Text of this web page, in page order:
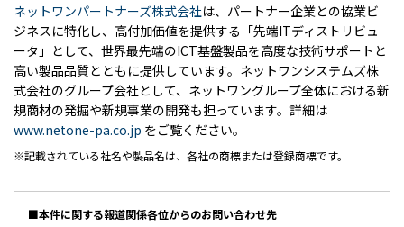
ネットワンパートナーズ株式会社は、パートナー企業との協業ビ
ジネスに特化し、高付加価値を提供する「先端ITディストリビュ
ータ」として、世界最先端のICT基盤製品を高度な技術サポートと
高い製品品質とともに提供しています。ネットワンシステムズ株
式会社のグループ会社として、ネットワングループ全体における新
規商材の発掘や新規事業の開発も担っています。詳細は
www.netone-pa.co.jp をご覧ください。
記載されている社名や製品名は、各社の商標または登録商標です。
■本件に関する報道関係各位からのお問い合わせ先